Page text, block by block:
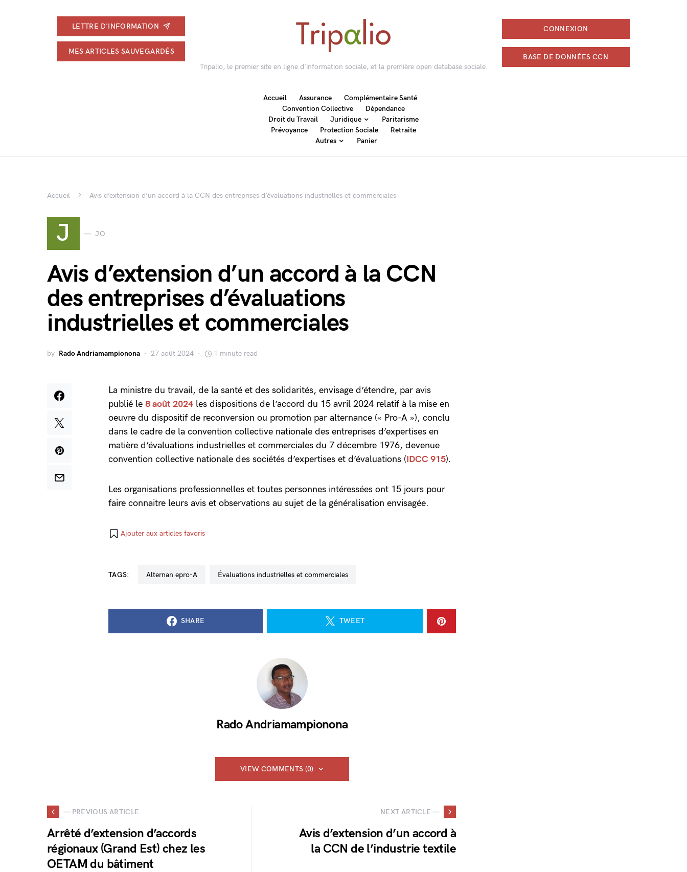
LETTRE D'INFORMATION
MES ARTICLES SAUVEGARDÉS
Tripalio, le premier site en ligne d'information sociale, et la première open database sociale.
CONNEXION
BASE DE DONNÉES CCN
Accueil Assurance
Complémentaire Santé
Convention Collective
Dépendance
Droit du Travail
Juridique
Paritarisme
Prévoyance
Protection Sociale
Retraite
Autres
Panier
Accueil Avis d’extension d’un accord à la CCN des entreprises d’évaluations industrielles et commerciales
J JO
Avis d’extension d’un accord à la CCN
des entreprises d’évaluations
industrielles et commerciales
by Rado Andriamampionona 27 août 2024 1 minute read
La ministre du travail, de la santé et des solidarités, envisage d’étendre, par avis
publié le 8 août 2024les dispositions de l’accord du 15 avril 2024 relatif à la mise en
oeuvre du dispositif de reconversion ou promotion par alternance (« Pro-A »), conclu
dans le cadre de la convention collective nationale des entreprises d’expertises en
matière d’évaluations industrielles et commerciales du 7 décembre 1976, devenue
convention collective nationale des sociétés d’expertises et d’évaluations (IDCC 915).
Les organisations professionnelles et toutes personnes intéressées ont 15 jours pour
faire connaitre leurs avis et observations au sujet de la généralisation envisagée.
Ajouter aux articles favoris
TAGS: alternan epro-A évaluations industrielles et commerciales
SHARE TWEET
Rado Andriamampionona
VIEW COMMENTS (0)
— PREVIOUS ARTICLE
Arrêté d’extension d’accords
régionaux (Grand Est) chez les
OETAM du bâtiment
NEXT ARTICLE —
Avis d’extension d’un accord à
la CCN de l’industrie textile